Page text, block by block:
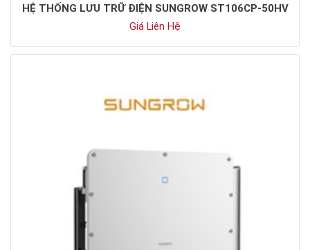
HỆ THỐNG LƯU TRỮ ĐIỆN SUNGROW ST106CP-50HV
Giá Liên Hệ